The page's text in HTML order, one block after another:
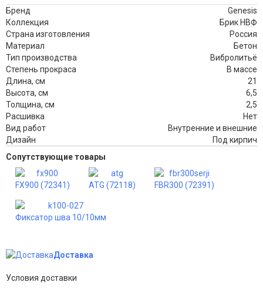
Бренд
Genesis
Коллекция
Брик НВФ
Страна изготовления
Россия
Материал
Бетон
Тип производства
Вибролитьё
Степень прокраса
В массе
Длина, см
21
Высота, см
6,5
Толщина, см
2,5
Расшивка
Нет
Вид работ
Внутренние и внешние
Дизайн
Под кирпич
Сопутствующие товары
FX900 (72341) ATG (72118) FBR300 (72391)
Фиксатор шва 10/10мм
Доставка
Условия доставки